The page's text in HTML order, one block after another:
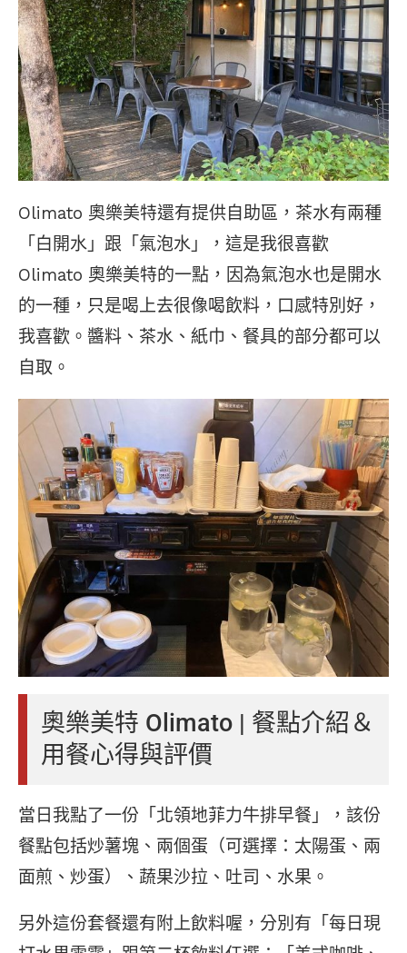
Olimato 奧樂美特還有提供自助區，茶水有兩種
「白開水」跟「氣泡水」，這是我很喜歡
Olimato 奧樂美特的一點，因為氣泡水也是開水
的一種，只是喝上去很像喝飲料，口感特別好，
我喜歡。醬料、茶水、紙巾、餐具的部分都可以
自取。
奧樂美特 Olimato | 餐點介紹＆
用餐心得與評價
當日我點了一份「北領地菲力牛排早餐」，該份
餐點包括炒薯塊、兩個蛋（可選擇：太陽蛋、兩
面煎、炒蛋）、蔬果沙拉、吐司、水果。
另外這份套餐還有附上飲料喔，分別有「每日現